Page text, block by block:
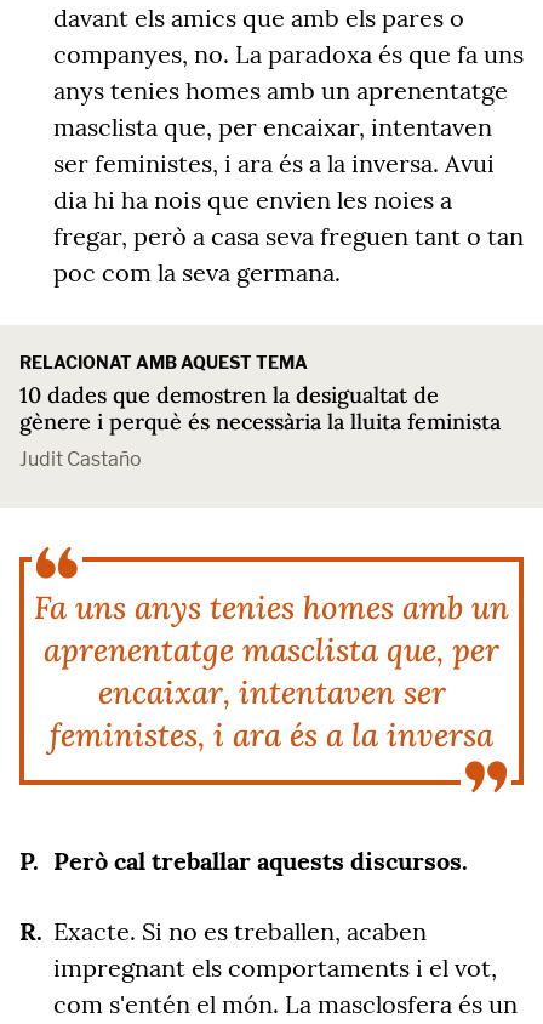
davant els amics que amb els pares o
companyes, no. La paradoxa és que fa uns
anys tenies homes amb un aprenentatge
masclista que, per encaixar, intentaven
ser feministes, i ara és a la inversa. Avui
dia hi ha nois que envien les noies a
fregar, però a casa seva freguen tant o tan
poc com la seva germana.
RELACIONAT AMB AQUEST TEMA
10 dades que demostren la desigualtat de
gènere i perquè és necessària la lluita feminista
Judit Castaño
Fa uns anys tenies homes amb un
aprenentatge masclista que, per
encaixar, intentaven ser
feministes, i ara és a la inversa
Però cal treballar aquests discursos.
Exacte. Si no es treballen, acaben
impregnant els comportaments i el vot,
com s'entén el món. La masclosfera és un